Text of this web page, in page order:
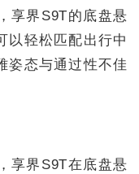
享界S9T的底盘悬
以轻松匹配出行中
姿态与通过性不佳
享界S9T在底盘悬